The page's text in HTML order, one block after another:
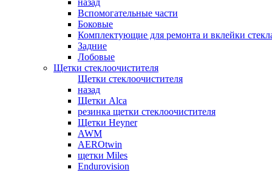
назад
Вспомогательные части
Боковые
Комплектующие для ремонта и вклейки
Задние
Лобовые
Щетки стеклоочистителя
Щетки стеклоочистителя
назад
Щетки Alca
резинка щетки стеклоочистителя
Щетки Heyner
AWM
AEROtwin
щетки Miles
Endurovision